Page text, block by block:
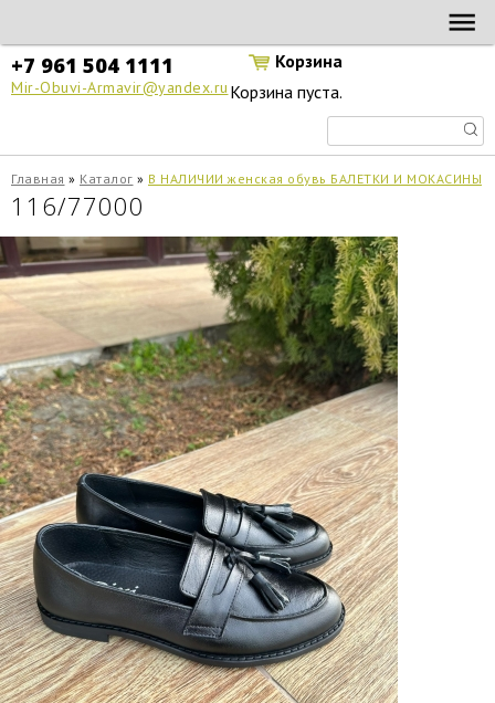
ОБУВИ В
АРМАВИРЕ
Корзина
Корзина пуста.
+7 961 504 1111
Mir-Obuvi-Armavir@yandex.ru
Вы здесь
Главная » Каталог » В НАЛИЧИИ женская обувь БАЛЕТКИ И МОКАСИНЫ
116/77000